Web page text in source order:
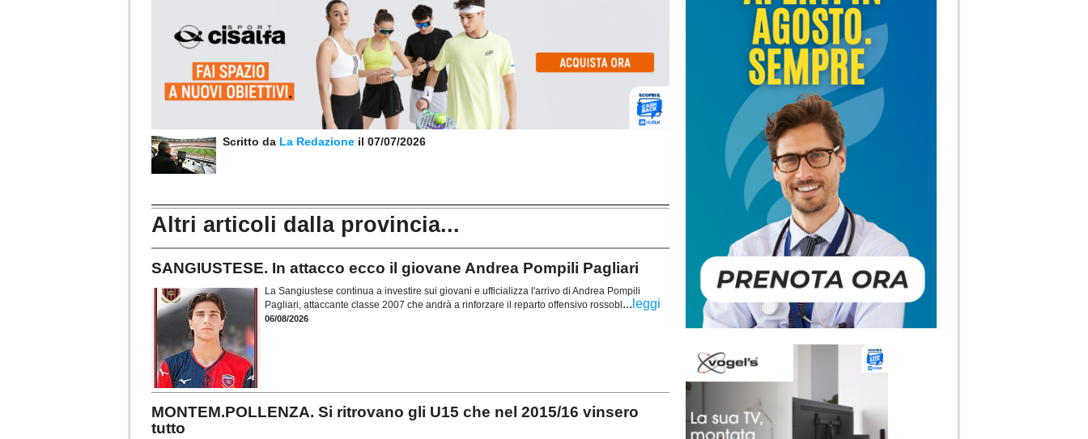
Scritto da La Redazione il 07/07/2026
Altri articoli dalla provincia...
SANGIUSTESE. In attacco ecco il giovane Andrea Pompili Pagliari
La Sangiustese continua a investire sui giovani e ufficializza l'arrivo di Andrea Pompili
Pagliari, attaccante classe 2007 che andrà a rinforzare il reparto offensivo rossobl ... leggi
06/08/2026
MONTEM.POLLENZA. Si ritrovano gli U15 che nel 2015/16 vinsero
tutto